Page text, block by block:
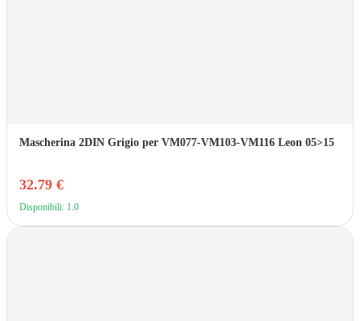
Mascherina 2DIN Grigio per VM077-VM103-VM116 Leon 05>15
32.79 €
Disponibili: 1.0